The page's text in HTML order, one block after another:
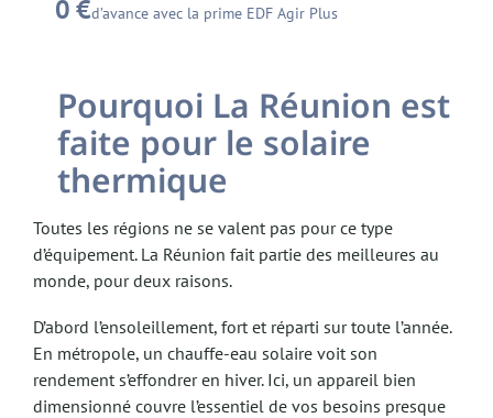
0 €d’avance avec la prime EDF Agir Plus
Pourquoi La Réunion est
faite pour le solaire
thermique
Toutes les régions ne se valent pas pour ce type
d’équipement. La Réunion fait partie des meilleures au
monde, pour deux raisons.
D’abord l’ensoleillement, fort et réparti sur toute l’année.
En métropole, un chauffe-eau solaire voit son
rendement s’effondrer en hiver. Ici, un appareil bien
dimensionné couvre l’essentiel de vos besoins presque